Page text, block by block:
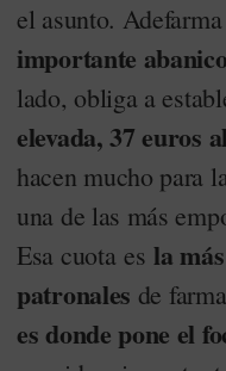
el asunto.
importante
lado, obliga a
elevada, 37 euros
hacen mucho para
una de las más
Esa cuota esla
patronales de
es donde pone el